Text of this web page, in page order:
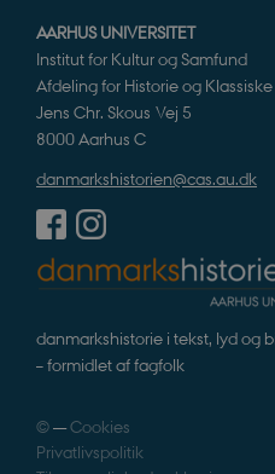
AARHUS UNIVERSITET
Institut for Kultur og Samfund
Afdeling for Historie og
Jens Chr. Skous Vej 5
8000 Aarhus C
danmarkshistorien@cas.au.dk
danmarkshistorie i tekst, lyd og
– formidlet af fagfolk
©—Cookies
Privatlivspolitik
cookies.
Navn
be_typo_user
sp_t
sp_landing